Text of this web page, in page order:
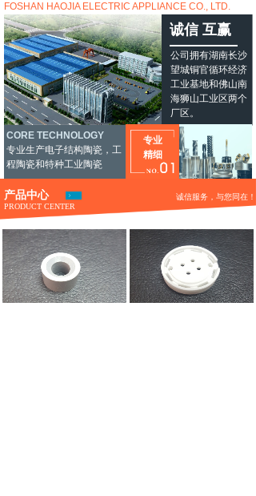
FOSHAN HAOJIA ELECTRIC APPLIANCE CO., LTD.
诚信 互赢
公司拥有湖南长沙
望城铜官循环经济
工业基地和佛山南
海狮山工业区两个
厂区。
CORE TECHNOLOGY
专业生产电子结构陶瓷，工
程陶瓷和特种工业陶瓷
专业
精细
产品中心
PRODUCT CENTER
诚信服务，与您同在！